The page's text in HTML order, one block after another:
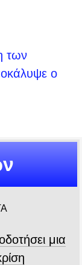
των
ο
μια